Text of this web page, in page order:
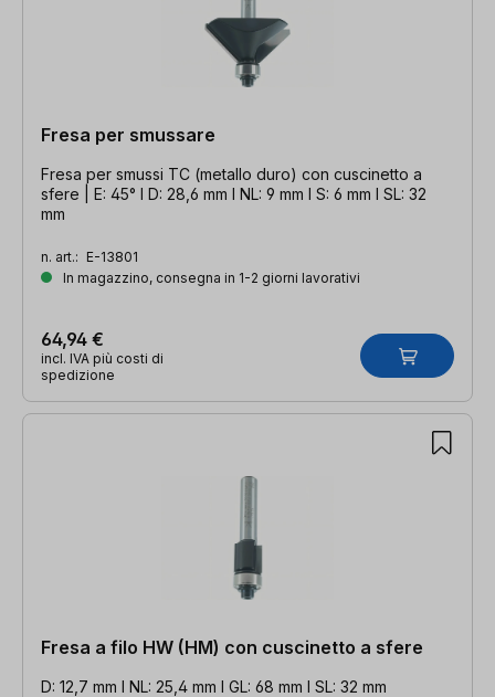
Fresa per smussare
Fresa per smussi TC (metallo duro) con cuscinetto a
sfere | E: 45° l D: 28,6 mm l NL: 9 mm l S: 6 mm l SL: 32
mm
n. art.: E-13801
In magazzino, consegna in 1-2 giorni lavorativi
64,94 €
incl. IVA più costi di
spedizione
Fresa a filo HW (HM) con cuscinetto a sfere
D: 12,7 mm l NL: 25,4 mm l GL: 68 mm l SL: 32 mm